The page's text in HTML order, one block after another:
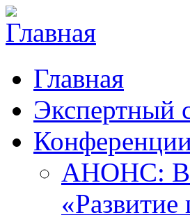
Главная
Экспертный
АНОНС: